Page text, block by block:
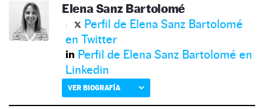
Elena Sanz Bartolomé
Perfil de Elena Sanz Bartolomé
en Twitter
Perfil de Elena Sanz Bartolomé en
Linkedin
VER BIOGRAFÍA